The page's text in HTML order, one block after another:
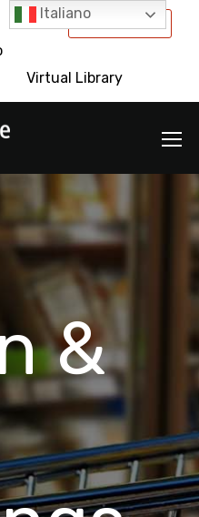
International
Virtual Library
&
Italiano